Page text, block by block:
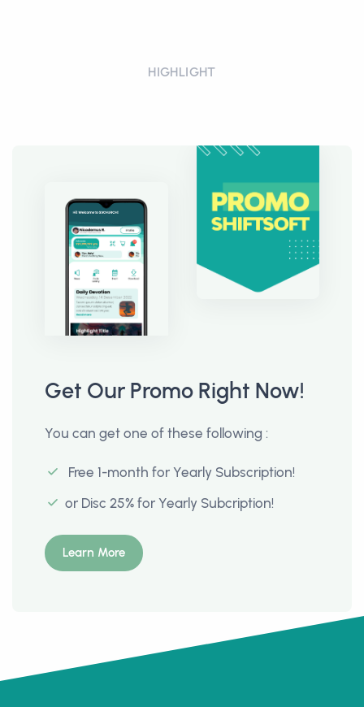
HIGHLIGHT
Get Our Promo Right Now!
You can get one of these following :
Free 1-month for Yearly Subscription!
or Disc 25% for Yearly Subcription!
Learn More